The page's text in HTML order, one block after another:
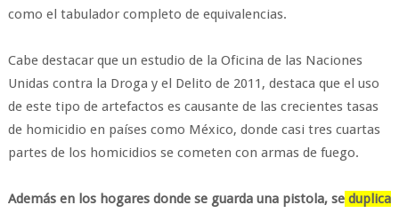
como el tabulador completo de equivalencias.
Cabe destacar que un estudio de la Oficina de las Naciones
Unidas contra la Droga y el Delito de 2011, destaca que el uso
de este tipo de artefactos es causante de las crecientes tasas
de homicidio en países como México, donde casi tres cuartas
partes de los homicidios se cometen con armas de fuego.
Además en los hogares donde se guarda una pistola, seduplica